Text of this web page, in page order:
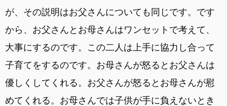
が、その説明はお父さんについても同じです。です
から、お父さんとお母さんはワンセットで考えて、
大事にするのです。この二人は上手に協力し合って
子育てをするのです。お母さんが怒るとお父さんは
優しくしてくれる。お父さんが怒るとお母さんが慰
めてくれる。お母さんでは子供が手に負えないとき